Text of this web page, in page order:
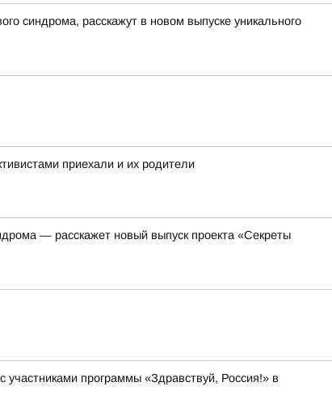
синдрома, расскажут в новом выпуске уникального
приехали и их родители
— расскажет новый выпуск проекта «Секреты
программы «Здравствуй, Россия!» в